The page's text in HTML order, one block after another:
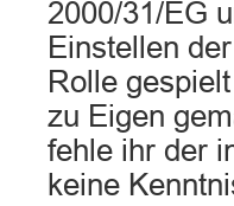
2000/31/EG
Einstellen
Rolle
zu Eigen
fehle ihr der
keine